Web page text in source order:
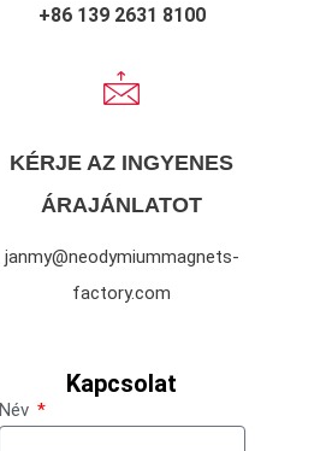
+86 139 2631 8100
KÉRJE AZ INGYENES
ÁRAJÁNLATOT
janmy@neodymiummagnets-
factory.com
Kapcsolat
Név